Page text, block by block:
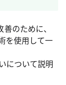
のために、
を使用して一
について説明